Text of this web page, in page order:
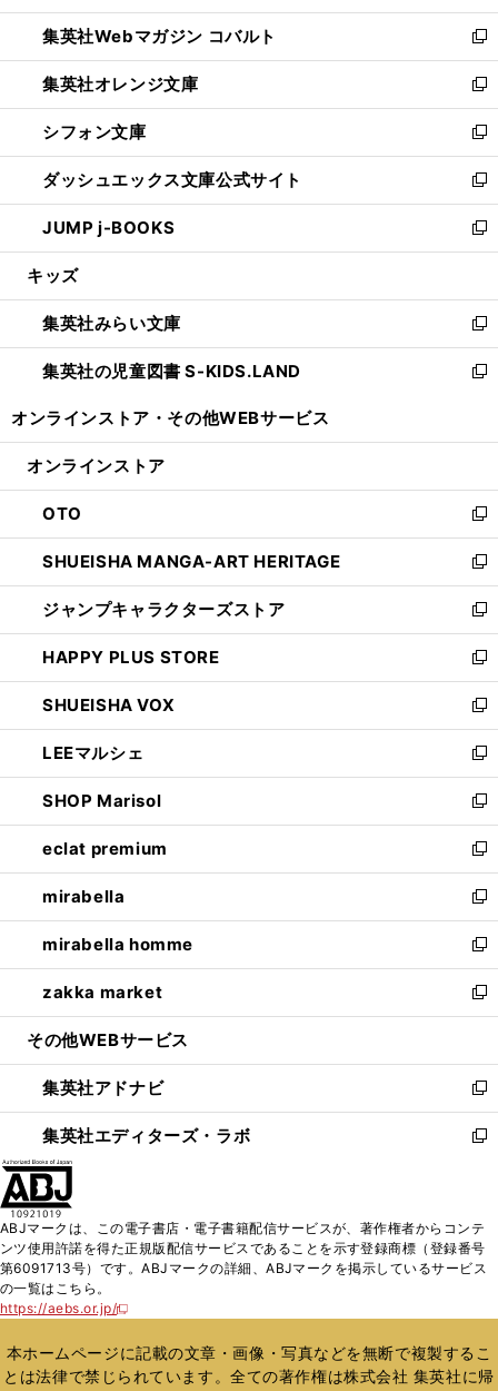
開
く
ウ
で
開
く
ン
ド
ウ
で
開
く
ウ
ィ
ン
ド
ウ
で
開
く
集英社Webマガジン コバルト
新
し
い
ウ
ィ
ン
ド
ウ
で
開
集英社オレンジ文庫
新
し
い
ウ
ィ
ン
ド
ウ
開
く
シフォン文庫
新
し
い
ウ
ィ
ン
ウ
で
開
く
ダッシュエックス文庫公式サイト
新
し
い
ウ
ン
ド
ウ
で
JUMP j-BOOKS
新
し
ウ
ィ
ン
ド
開
キッズ
集英社みらい文庫
新
し
い
ン
ウ
で
開
く
集英社の児童図書 S-KIDS.LAND
新
ウ
ン
ド
ウ
で
開
く
オンラインストア・ その他WEBサービス
オンラインストア
OTO
新
し
い
ウ
ィ
ン
ド
ウ
で
開
く
SHUEISHA MANGA-ART HERITAGE
新
し
い
ウ
ィ
ン
ド
ウ
で
開
く
ジャンプキャラクターズストア
新
し
い
ウ
ィ
ン
ド
ウ
で
開
く
HAPPY PLUS STORE
新
し
い
ウ
ィ
ン
ド
ウ
で
開
く
SHUEISHA VOX
新
し
い
ウ
ィ
ン
ド
ウ
で
開
く
LEEマルシェ
新
し
い
ウ
ィ
ン
ド
ウ
で
開
く
SHOP Marisol
新
し
い
ウ
ィ
ン
ド
ウ
で
開
eclat premium
新
し
い
ウ
ィ
ン
ド
ウ
開
く
mirabella
新
し
い
ウ
ィ
ン
ウ
で
開
く
mirabella homme
新
し
い
ウ
ン
ド
ウ
で
zakka market
新
し
ウ
ィ
ン
ド
く
その他WEBサービス
集英社アドナビ
新
し
い
ド
ウ
で
集英社エディターズ・ラボ
新
ィ
ン
ド
開
く
ABJマークは、この電子書店・電子書籍配信サービスが、著作権者からコンテ
ンツ使用許諾を得た正規版配信サービスであることを示す登録商標（登録番号
第6091713号）です。ABJマークの詳細、ABJマークを掲示しているサービス
の一覧はこちら。
https://aebs.or.jp/
新
い
ウ
ィ
本ホームページに記載の文章・画像・写真などを無断で複製するこ
とは法律で禁じられています。全ての著作権は株式会社 集英社に帰